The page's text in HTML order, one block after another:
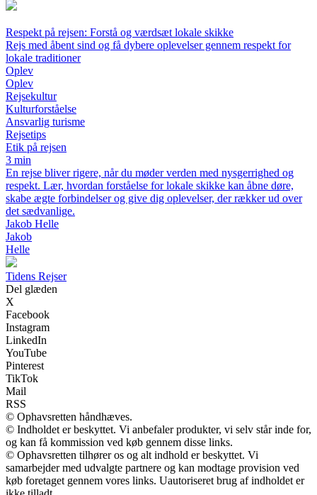
Respekt på rejsen: Forstå og værdsæt lokale skikke
Rejs med åbent sind og få dybere oplevelser gennem respekt for
lokale traditioner
Oplev
Oplev
Rejsekultur
Kulturforståelse
Ansvarlig turisme
Rejsetips
Etik på rejsen
3 min
En rejse bliver rigere, når du møder verden med nysgerrighed og
respekt. Lær, hvordan forståelse for lokale skikke kan åbne døre,
skabe ægte forbindelser og give dig oplevelser, der rækker ud over
det sædvanlige.
Jakob Helle
Jakob
Helle
Tidens Rejser
Del glæden
X
Facebook
Instagram
LinkedIn
YouTube
Pinterest
TikTok
Mail
RSS
© Ophavsretten håndhæves.
© Indholdet er beskyttet. Vi anbefaler produkter, vi selv står inde for,
og kan få kommission ved køb gennem disse links.
© Ophavsretten tilhører os og alt indhold er beskyttet. Vi
samarbejder med udvalgte partnere og kan modtage provision ved
køb foretaget gennem vores links. Uautoriseret brug af indholdet er